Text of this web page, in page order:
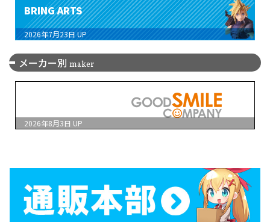
BRING ARTS
2026年7月23日 UP
メーカー別 maker
2026年8月3日 UP